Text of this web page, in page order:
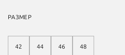
РАЗМЕР
42 44 46 48